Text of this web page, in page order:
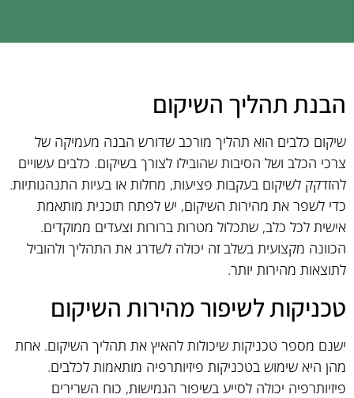
הבנת תהליך השיקום
שיקום כלבים הוא תהליך מורכב שדורש הבנה מעמיקה של
צרכי הכלב ושל הסיבות שהובילו לצורך בשיקום. כלבים עשויים
להזדקק לשיקום בעקבות פציעות, מחלות או בעיות התנהגותיות.
כדי לשפר את מהירות השיקום, יש לפתח תוכנית מותאמת
אישית לכל כלב, שתכלול מטרות ברורות וצעדים ממוקדים.
הכוונה מקצועית בשלב זה יכולה לשדרג את התהליך ולהוביל
לתוצאות מהירות יותר.
טכניקות לשיפור מהירות השיקום
ישנם מספר טכניקות שיכולות להאיץ את תהליך השיקום. אחת
מהן היא שימוש בטכניקות פיזיותרפיה מותאמות לכלבים.
פיזיותרפיה יכולה לסייע בשיפור הגמישות, כוח השרירים